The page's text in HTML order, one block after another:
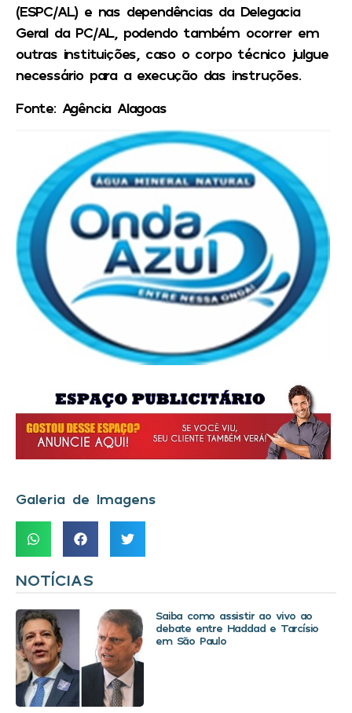
(ESPC/AL) e nas dependências da Delegacia
Geral da PC/AL, podendo também ocorrer em
outras instituições, caso o corpo técnico julgue
necessário para a execução das instruções.
Fonte: Agência Alagoas
Galeria de Imagens
NOTÍCIAS
Saiba como assistir ao vivo ao
debate entre Haddad e Tarcísio
em São Paulo